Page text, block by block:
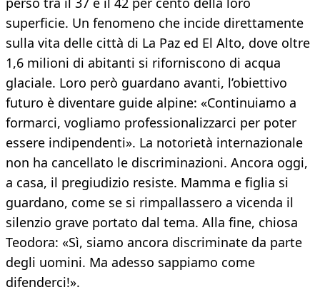
superficie. Un fenomeno che incide direttamente
sulla vita delle città di La Paz ed El Alto, dove oltre
1,6 milioni di abitanti si riforniscono di acqua
glaciale. Loro però guardano avanti, l’obiettivo
futuro è diventare guide alpine: «Continuiamo a
formarci, vogliamo professionalizzarci per poter
essere indipendenti». La notorietà internazionale
non ha cancellato le discriminazioni. Ancora oggi,
a casa, il pregiudizio resiste. Mamma e figlia si
guardano, come se si rimpallassero a vicenda il
silenzio grave portato dal tema. Alla fine, chiosa
Teodora: «Sì, siamo ancora discriminate da parte
degli uomini. Ma adesso sappiamo come
difenderci!».